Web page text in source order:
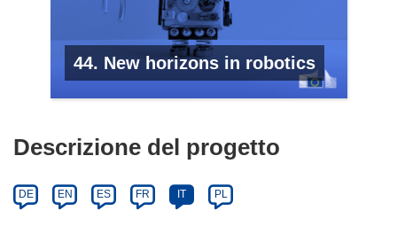
44. New horizons in robotics
Descrizione del progetto
DE EN ES FR IT PL